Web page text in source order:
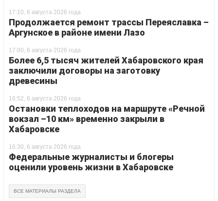
17:10, 6 августа 2026 года
Продолжается ремонт трассы Переяславка –
Аргунское в районе имени Лазо
17:00, 6 августа 2026 года
Более 6,5 тысяч жителей Хабаровского края
заключили договоры на заготовку
древесины
16:52, 6 августа 2026 года
Остановки теплоходов на маршруте «Речной
вокзал –10 км» временно закрыли в
Хабаровске
16:30, 6 августа 2026 года
Федеральные журналисты и блогеры
оценили уровень жизни в Хабаровске
ВСЕ МАТЕРИАЛЫ РАЗДЕЛА